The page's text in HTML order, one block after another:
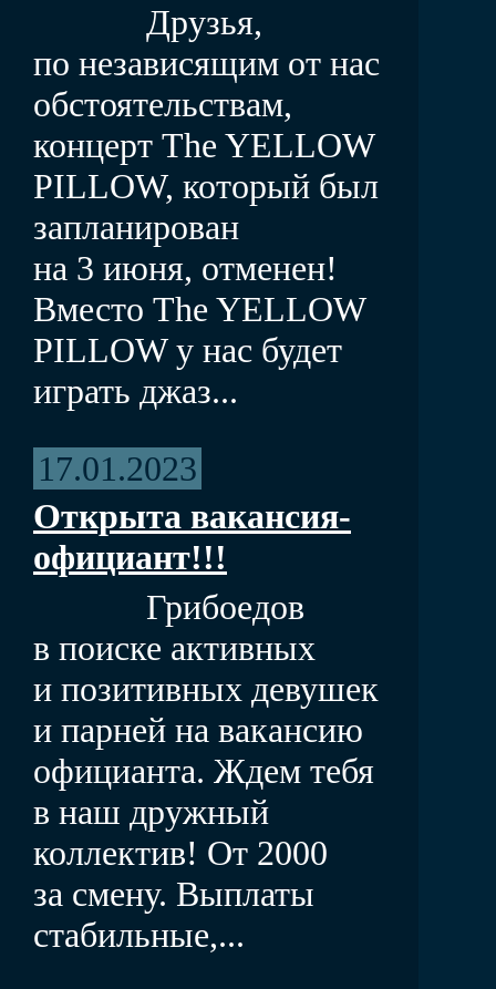
Друзья,
по независящим от нас
обстоятельствам,
концерт The YELLOW
PILLOW, который был
запланирован
на 3 июня, отменен!
Вместо The YELLOW
PILLOW у нас будет
играть джаз...
17.01.2023
Открыта вакансия-
официант!!!
Грибоедов
в поиске активных
и позитивных девушек
и парней на вакансию
официанта. Ждем тебя
в наш дружный
коллектив! От 2000
за смену. Выплаты
стабильные,...